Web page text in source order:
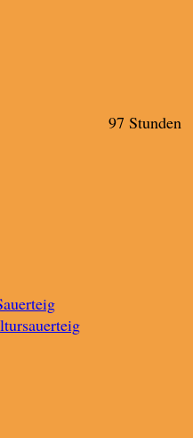
97 Stunden